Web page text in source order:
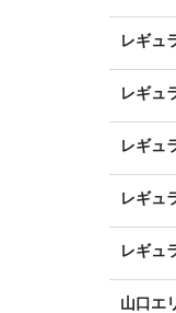
レギュ
レギュ
レギュ
レギュ
レギュ
山口エ